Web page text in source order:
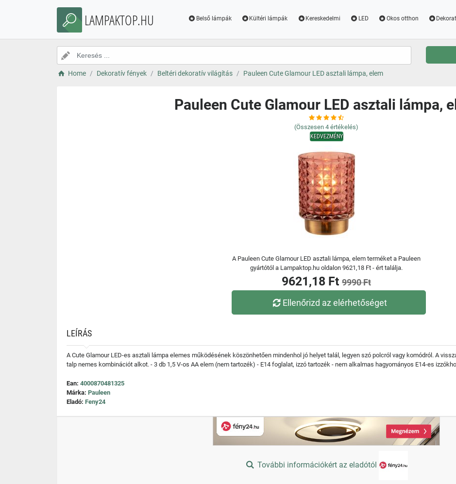
LAMPAKTOP.HU Belső lámpák Kültéri lámpák Kereskedelmi LED Okos otthon
Home Dekoratív fények Beltéri dekoratív világítás Pauleen Cute Glamour LED asztali lámpa, elem
Pauleen Cute Glamour LED asztali lámpa,
(Összesen 4 értékelés)
KEDVEZMÉNY
A Pauleen Cute Glamour LED asztali lámpa, elem terméket a Pauleen
gyártótól a Lampaktop.hu oldalon 9621,18 Ft - ért találja.
9621,18 Ft 9990 Ft
Ellenőrizd az elérhetőséget
LEÍRÁS
A Cute Glamour LED-es asztali lámpa elemes működésének köszönhetően mindenhol jó helyet talál, legyen szó polcról vagy komódról. A
talp nemes kombinációt alkot. - 3 db 1,5 V-os AA elem (nem tartozék) - E14 foglalat, izzó tartozék - nem alkalmas hagyományos E14-es
Ean: 4000870481325
Márka: Pauleen
Eladó: Feny24
További információkért az eladótól